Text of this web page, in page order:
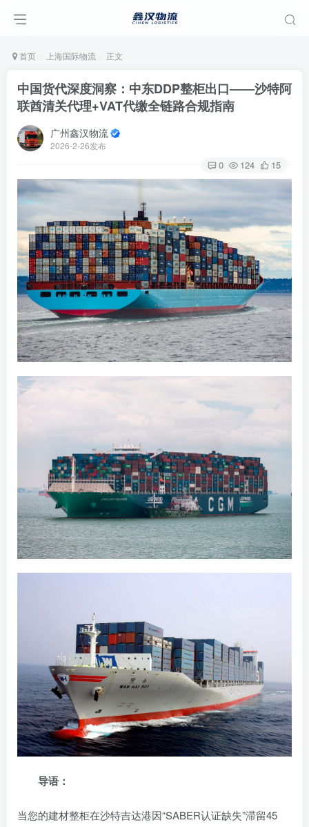
首页 上海国际物流 正文
中国货代深度洞察：中东DDP整柜出口——沙特阿
联酋清关代理+VAT代缴全链路合规指南
广州鑫汉物流
2026-2-26发布
0 124 15
导语：
当您的建材整柜在沙特吉达港因“SABER认证缺失”滞留45